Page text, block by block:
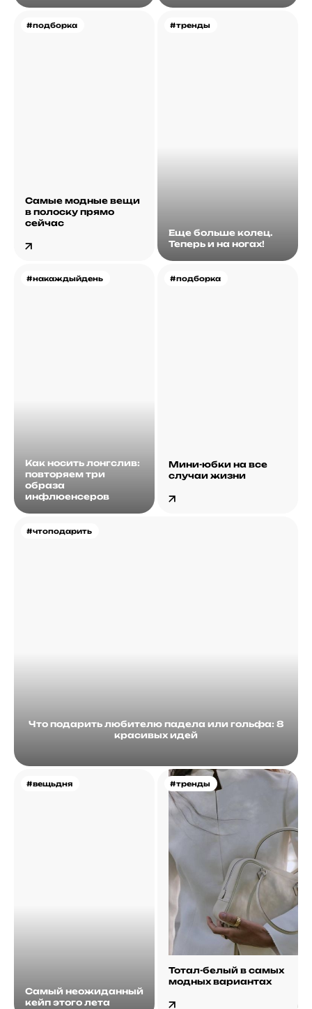
#подборка
Самые модные вещи
в полоску прямо
сейчас
#тренды
Еще больше колец.
Теперь и на ногах!
#накаждыйдень
Как носить лонгслив:
повторяем три
образа
инфлюенсеров
#чтоподарить
Что подарить любителю падела или гольфа: 8
красивых идей
#подборка
Мини-юбки на все
случаи жизни
#вещьдня
Самый неожиданный
кейп этого лета
#тренды
Тотал-белый в самых
модных вариантах